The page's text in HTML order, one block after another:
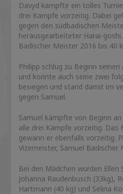
Davyd kämpfte ein tolles
drei Kämpfe vorzeitig. Dabei
gegen den südbadischen
herausgearbeiteter Harai-
Badischer Meister 2016 bis 40
Philipp schlug zu Beginn
und konnte auch seine zwei
besiegen und stand damit im
gegen Samuel.
Samuel kämpfte von Beginn
alle drei Kämpfe vorzeitig. Das
gewann er ebenfalls vorzeitig.
Vizemeister, Samuel Badischer
Bei den Mädchen wurden Ellen
Johanna Raudenbusch (33kg),
Hartmann (40 kg) und Selina